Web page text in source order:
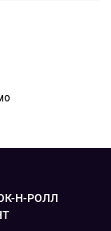
Н-РОЛЛ